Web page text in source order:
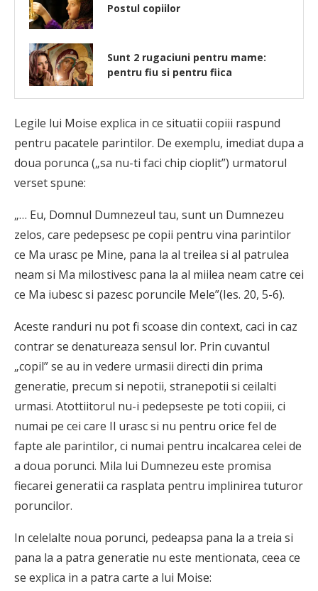
Postul copiilor
Sunt 2 rugaciuni pentru mame:
pentru fiu si pentru fiica
Legile lui Moise explica in ce situatii copiii raspund
pentru pacatele parintilor. De exemplu, imediat dupa a
doua porunca („sa nu-ti faci chip cioplit”) urmatorul
ver­set spune:
„… Eu, Domnul Dumnezeul tau, sunt un Dum­nezeu
zelos, care pedepsesc pe copii pentru vina parinti­lor
ce Ma urasc pe Mine, pana la al treilea si al patrulea
neam si Ma milostivesc pana la al miilea neam catre cei
ce Ma iubesc si pazesc poruncile Mele”(Ies. 20, 5-6).
Aceste randuri nu pot fi scoase din context, caci in caz
contrar se denatureaza sensul lor. Prin cuvantul
„copil” se au in vedere urmasii directi din prima
generatie, precum si nepotii, stranepotii si ceilalti
urmasi. Atottiitorul nu-i pedepseste pe toti copiii, ci
numai pe cei care Il urasc si nu pentru orice fel de
fapte ale parintilor, ci numai pentru incalcarea celei de
a doua porunci. Mila lui Dumnezeu este promisa
fiecarei generatii ca rasplata pentru implinirea tuturor
poruncilor.
In celelalte noua porunci, pedeapsa pana la a treia si
pana la a patra generatie nu este mentionata, ceea ce
se explica in a patra carte a lui Moise: